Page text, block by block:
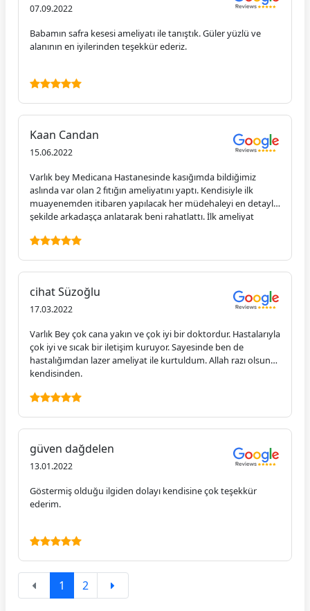
07.09.2022
Babamın safra kesesi ameliyatı ile tanıştık. Güler yüzlü ve
alanının en iyilerinden teşekkür ederiz.
Kaan Candan
15.06.2022
Varlık bey Medicana Hastanesinde kasığımda bildiğimiz
aslında var olan 2 fıtığın ameliyatını yaptı. Kendisiyle ilk
muayenemden itibaren yapılacak her müdehaleyi en detaylı
şekilde arkadaşça anlatarak beni rahatlattı. İlk ameliyat
kendisine gösterdiği ilgiden dolayı çok teşekkür ederim.
Varlık bey ile tanışmak benim için mükemmel oldu. Tedaviye
öneririm.
cihat Süzoğlu
17.03.2022
Varlık Bey çok cana yakın ve çok iyi bir doktordur. Hastalarıyla
çok iyi ve sıcak bir iletişim kuruyor. Sayesinde ben de
hastalığımdan lazer ameliyat ile kurtuldum. Allah razı olsun
kendisinden.
güven dağdelen
13.01.2022
Göstermiş olduğu ilgiden dolayı kendisine çok teşekkür
ederim.
1 2